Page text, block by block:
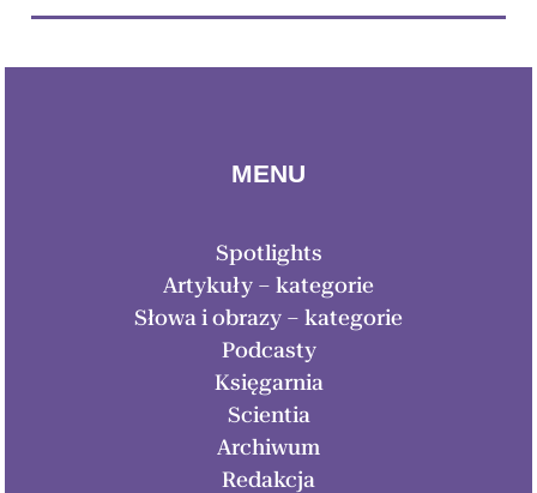
MENU
Spotlights
Artykuły – kategorie
Słowa i obrazy – kategorie
Podcasty
Księgarnia
Scientia
Archiwum
Redakcja